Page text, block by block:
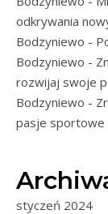
odkrywania
Bodzyniewo -
Bodzyniewo -
rozwijaj swoje
Bodzyniewo -
pasje sportowe
styczeń 2024